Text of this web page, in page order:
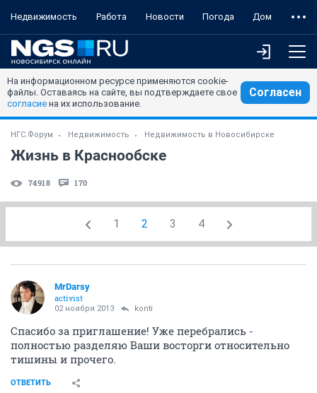
Недвижимость Работа Новости Погода Дом
На информационном ресурсе применяются cookie-
файлы. Оставаясь на сайте, вы подтверждаете свое
согласие на их использование.
Согласен
НГС.Форум Недвижимость Недвижимость в Новосибирске
Жизнь в Краснообске
74918 170
1 2 3 4
MrDarsy
activist
02 ноября 2013 konti
Спасибо за приглашение! Уже перебрались -
полностью разделяю Ваши восторги относительно
тишины и прочего.
ОТВЕТИТЬ